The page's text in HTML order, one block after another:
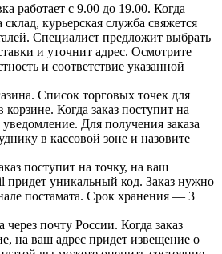
работает с 9.00 до 19.00. Когда
курьерская служба свяжется
Специалист предложит выбрать
и уточнит адрес. Осмотрите
и соответствие указанной
Список торговых точек для
Когда заказ поступит на
Для получения заказа
в кассовой зоне и назовите
поступит на точку, на ваш
придет уникальный код. Заказ нужно
постамата. Срок хранения — 3
через почту России. Когда заказ
на ваш адрес придет извещение о